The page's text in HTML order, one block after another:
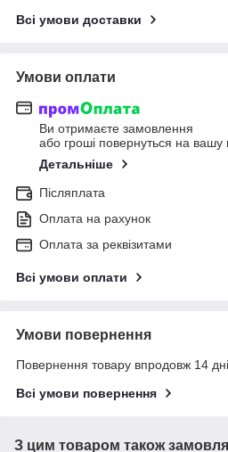
Всі умови доставки
Умови оплати
Ви отримаєте замовлення
або гроші повернуться на вашу
Детальніше
Післяплата
Оплата на рахунок
Оплата за реквізитами
Всі умови оплати
Умови повернення
Повернення товару впродовж 14
Всі умови повернення
З цим товаром також